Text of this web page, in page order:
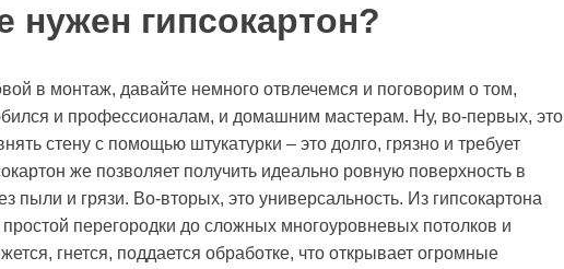
нужен гипсокартон?
в монтаж, давайте немного отвлечемся и поговорим о том,
и профессионалам, и домашним мастерам. Ну, во-первых, это
стену с помощью штукатурки – это долго, грязно и требует
же позволяет получить идеально ровную поверхность в
пыли и грязи. Во-вторых, это универсальность. Из гипсокартона
простой перегородки до сложных многоуровневых потолков и
гнется, поддается обработке, что открывает огромные